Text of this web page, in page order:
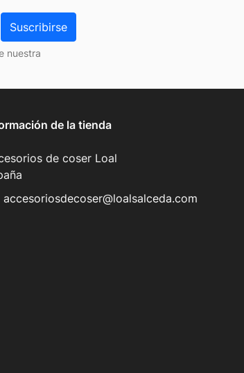
nuestra
de la tienda
de coser Loal
accesoriosdecoser@loalsalceda.com